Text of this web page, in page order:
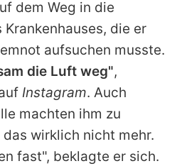
dem Weg in die
die er
aufsuchen musste.
die Luft weg",
Instagram. Auch
machten ihm zu
wirklich nicht mehr.
fast", beklagte er sich.